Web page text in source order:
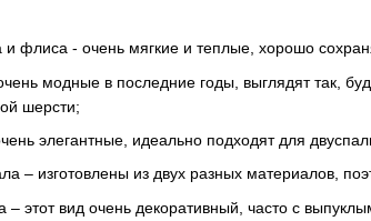
и флиса - очень мягкие и теплые, хорошо
модные в последние годы, выглядят так,
шерсти;
элегантные, идеально подходят для
– изготовлены из двух разных материалов,
– этот вид очень декоративный, часто с